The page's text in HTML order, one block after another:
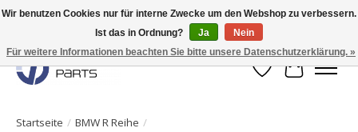
Originale Teile sofort lieferbar!
Wunschzettel
Ihr
Startseite / BMW R Reihe /
Wir benutzen Cookies nur für interne Zwecke um den Webshop zu verbessern.
Ist das in Ordnung?
Ja
Nein
Für weitere Informationen beachten Sie bitte unsere Datenschutzerklärung. »